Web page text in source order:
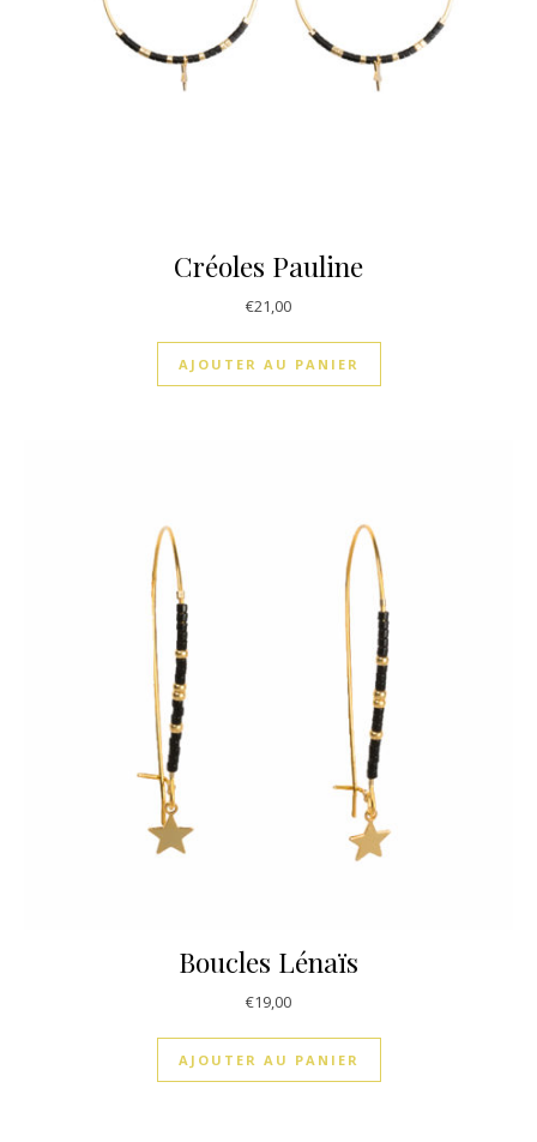
Créoles Pauline
€21,00
AJOUTER AU PANIER
Boucles Lénaïs
€19,00
AJOUTER AU PANIER